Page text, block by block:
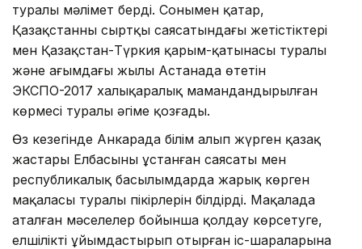
туралы мәлімет берді. Сонымен қатар,
Қазақстанның сыртқы саясатындағы жетістіктері
мен Қазақстан-Түркия қарым-қатынасы туралы
және ағымдағы жылы Астанада өтетін
ЭКСПО-2017 халықаралық мамандандырылған
көрмесі туралы әңгіме қозғады.
Өз кезегінде Анкарада білім алып жүрген қазақ
жастары Елбасының ұстанған саясаты мен
республикалық басылымдарда жарық көрген
мақаласы туралы пікірлерін білдірді. Мақалада
аталған мәселелер бойынша қолдау көрсетуге,
елшіліктің ұйымдастырып отырған іс-шараларына